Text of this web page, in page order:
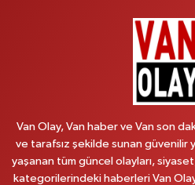
HEKİM HASTANESİ ACİL KARŞISI
Yol Tarifi Al
MAHMUDİYE MAH.ATATÜRK
0 (531) 621 69 65 Yol Tarifi Al
Onay Eczanesi
Van Olay, Van haber ve Van son
ve tarafsız şekilde sunan güvenilir
yaşanan tüm güncel olayları,
kategorilerindeki haberleri Van